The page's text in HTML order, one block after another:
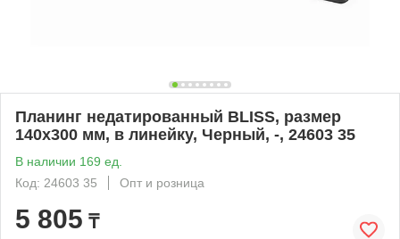
Планинг недатированный BLISS, размер
140х300 мм, в линейку, Черный, -, 24603 35
В наличии 169 ед.
Код: 24603 35
Опт и розница
5 805 ₸